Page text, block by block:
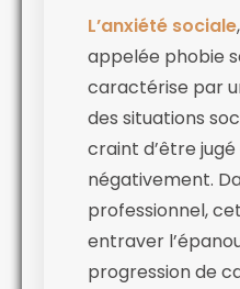
L’anxiété sociale
appelée phobie
caractérise par
des situations
craint d’être jugé
négativement.
professionnel,
entraver
progression de